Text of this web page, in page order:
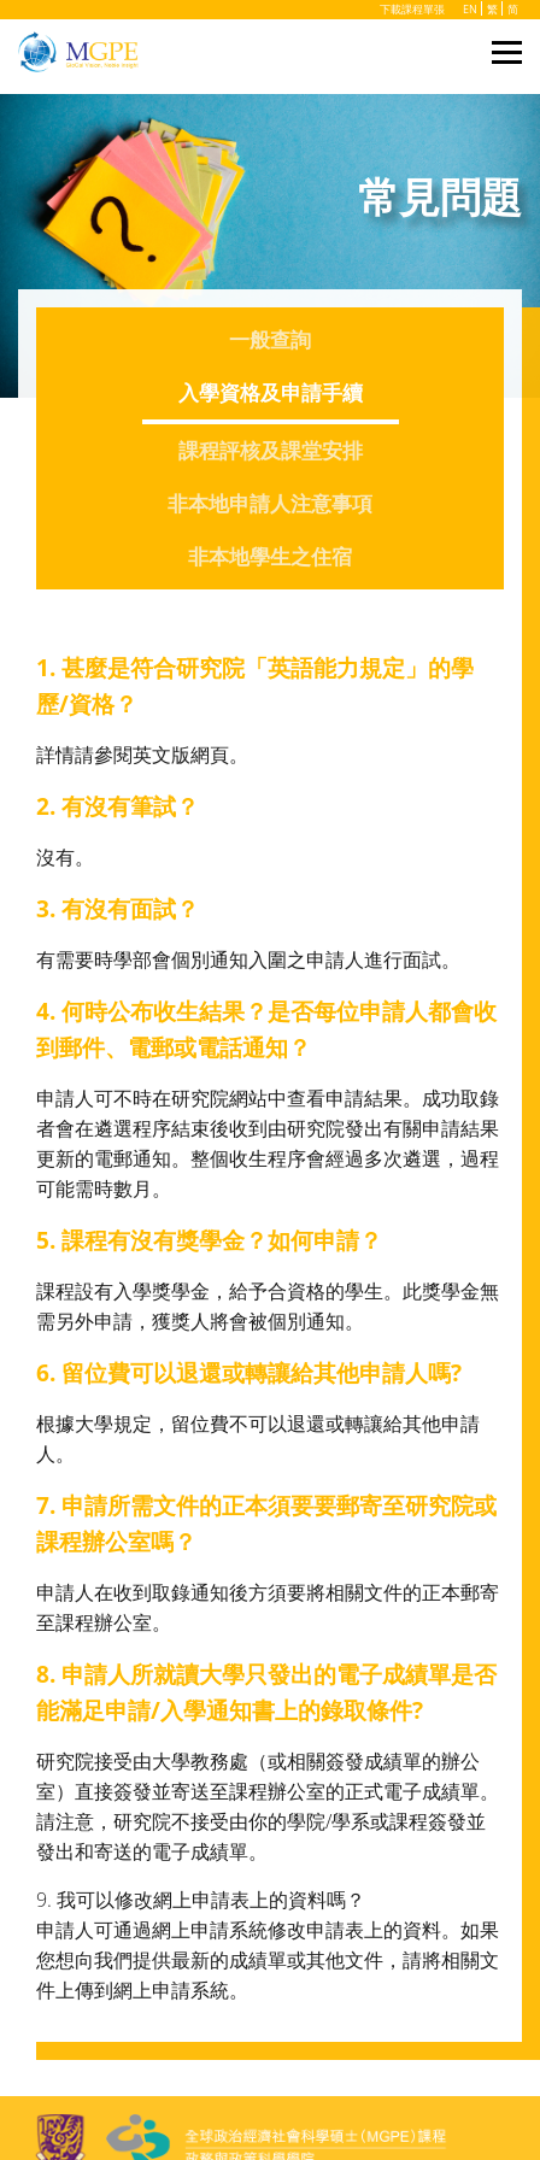
下載課程單張 EN 繁 简
常見問題
一般查詢
入學資格及申請手續
課程評核及課堂安排
非本地申請人注意事項
非本地學生之住宿
1. 甚麼是符合研究院「英語能力規定」的學
歷/資格？
詳情請參閱英文版網頁。
2. 有沒有筆試？
沒有。
3. 有沒有面試？
有需要時學部會個別通知入圍之申請人進行面試。
4. 何時公布收生結果？是否每位申請人都會收
到郵件、電郵或電話通知？
申請人可不時在研究院網站中查看申請結果。成功取錄
者會在遴選程序結束後收到由研究院發出有關申請結果
更新的電郵通知。整個收生程序會經過多次遴選，過程
可能需時數月。
5. 課程有沒有獎學金？如何申請？
課程設有入學獎學金，給予合資格的學生。此獎學金無
需另外申請，獲獎人將會被個別通知。
6. 留位費可以退還或轉讓給其他申請人嗎?
根據大學規定，留位費不可以退還或轉讓給其他申請
人。
7. 申請所需文件的正本須要要郵寄至研究院或
課程辦公室嗎？
申請人在收到取錄通知後方須要將相關文件的正本郵寄
至課程辦公室。
8. 申請人所就讀大學只發出的電子成績單是否
能滿足申請/入學通知書上的錄取條件?
研究院接受由大學教務處（或相關簽發成績單的辦公
室）直接簽發並寄送至課程辦公室的正式電子成績單。
請注意，研究院不接受由你的學院/學系或課程簽發並
發出和寄送的電子成績單。
9. 我可以修改網上申請表上的資料嗎？
申請人可通過網上申請系統修改申請表上的資料。如果
您想向我們提供最新的成績單或其他文件，請將相關文
件上傳到網上申請系統。